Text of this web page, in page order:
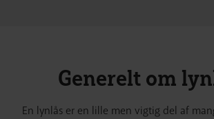
Generelt om
En lynlås er en lille men vigtig del af